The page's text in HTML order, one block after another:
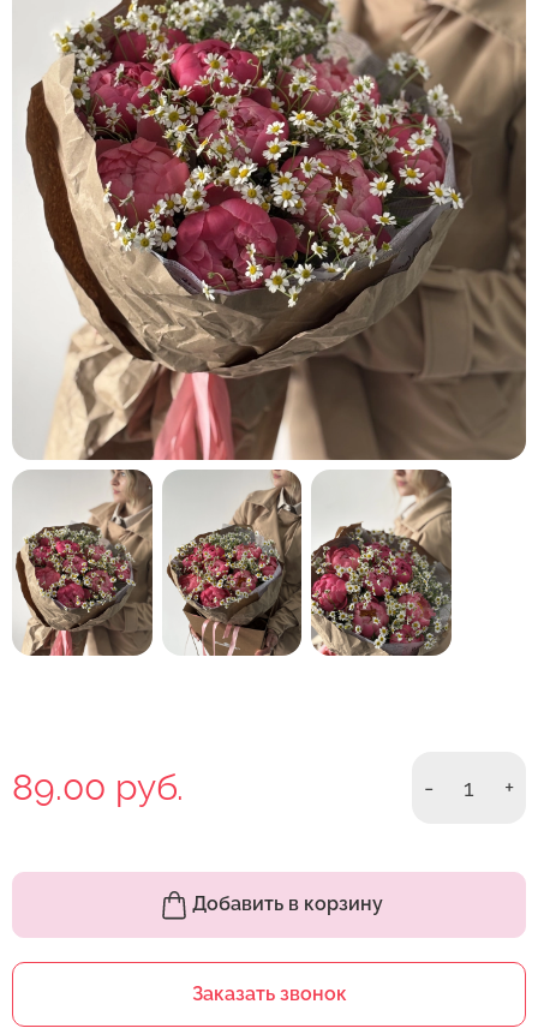
89.00 руб. - 1 +
Добавить в корзину
Заказать звонок
кнопку "Выбрать".